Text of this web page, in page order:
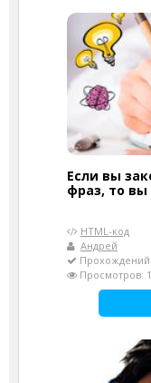
Если вы
фраз, то
HTML-код
Андрей
Просмотров: